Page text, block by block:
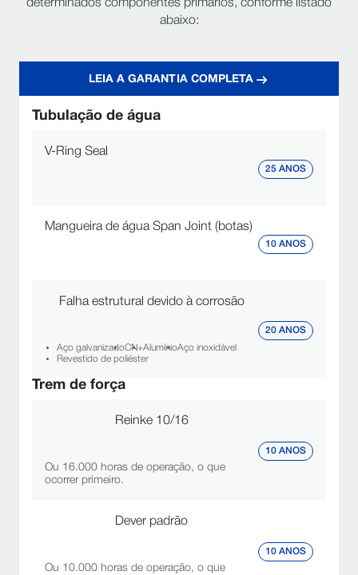
determinados componentes primários, conforme listado
abaixo:
LEIA A GARANTIA COMPLETA
Tubulação de água
V-Ring Seal
25 ANOS
Mangueira de água Span Joint (botas)
10 ANOS
Falha estrutural devido à corrosão
Aço galvanizadoCN+AlumínioAço inoxidável
Revestido de poliéster
20 ANOS
Trem de força
Reinke 10/16
Ou 16.000 horas de operação, o que
ocorrer primeiro.
10 ANOS
Dever padrão
Ou 10.000 horas de operação, o que
10 ANOS